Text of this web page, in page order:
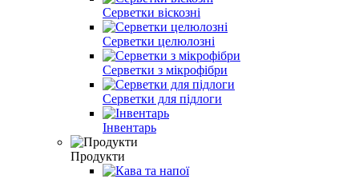
Серветки віскозні
Серветки целюлозні
Серветки з мікрофібри
Серветки для підлоги
Інвентарь
Продукти